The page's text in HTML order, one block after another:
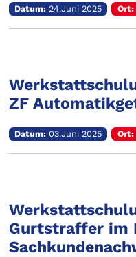
Datum:24.Juni 2025 Ort:
ZF
Datum:03.Juni 2025 Ort:
Gurtstraffer im